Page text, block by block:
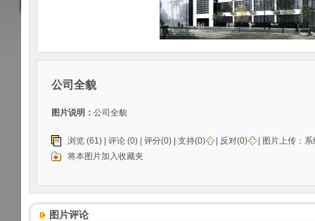
公司全貌
图片说明： 公司全貌
浏览 (61) | 评论 (0) | 评分(0) | 支持(0) 反对(0) | 图片上传： 系
将本图片加入收藏夹
图片评论